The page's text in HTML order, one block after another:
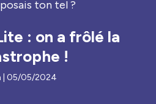
ton tel ?
: on a frôlé la
!
| 05/05/2024